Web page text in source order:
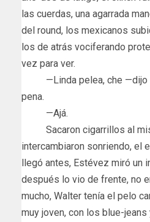
las cuerdas, una agarrada
del round, los mexicanos
los de atrás vociferando
vez para ver.
—Linda pelea, che —dijo
pena.
—Ajá.
Sacaron cigarrillos al
intercambiaron sonriendo, el
llegó antes, Estévez miró un
después lo vio de frente, no
mucho, Walter tenía el pelo
muy joven, con los blue-jeans